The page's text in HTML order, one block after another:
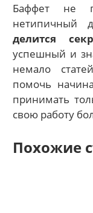
Баффет не
нетипичный
делится
успешный и
немало
помочь
принимать
свою работу
Похожие